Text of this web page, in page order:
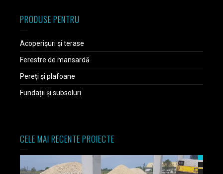
PRODUSE PENTRU
Acoperișuri și terase
Ferestre de mansardă
Pereți și plafoane
Fundații și subsoluri
CELE MAI RECENTE PROIECTE